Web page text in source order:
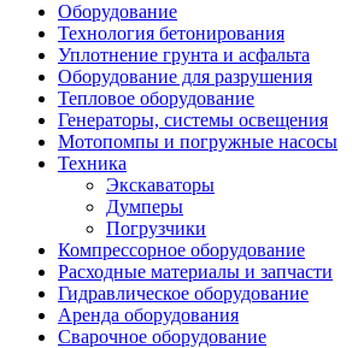
Оборудование
Технология бетонирования
Уплотнение грунта и асфальта
Оборудование для разрушения
Тепловое оборудование
Генераторы, системы освещения
Мотопомпы и погружные насосы
Техника
Экскаваторы
Думперы
Погрузчики
Компрессорное оборудование
Расходные материалы и запчасти
Гидравлическое оборудование
Аренда оборудования
Сварочное оборудование